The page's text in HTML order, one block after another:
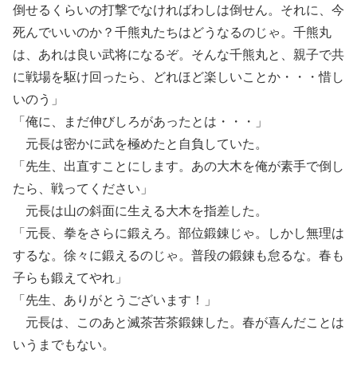
倒せるくらいの打撃でなければわしは倒せん。それに、今
死んでいいのか？千熊丸たちはどうなるのじゃ。千熊丸
は、あれは良い武将になるぞ。そんな千熊丸と、親子で共
に戦場を駆け回ったら、どれほど楽しいことか・・・惜し
いのう」
「俺に、まだ伸びしろがあったとは・・・」
元長は密かに武を極めたと自負していた。
「先生、出直すことにします。あの大木を俺が素手で倒し
たら、戦ってください」
元長は山の斜面に生える大木を指差した。
「元長、拳をさらに鍛えろ。部位鍛錬じゃ。しかし無理は
するな。徐々に鍛えるのじゃ。普段の鍛錬も怠るな。春も
子らも鍛えてやれ」
「先生、ありがとうございます！」
元長は、このあと滅茶苦茶鍛錬した。春が喜んだことは
いうまでもない。